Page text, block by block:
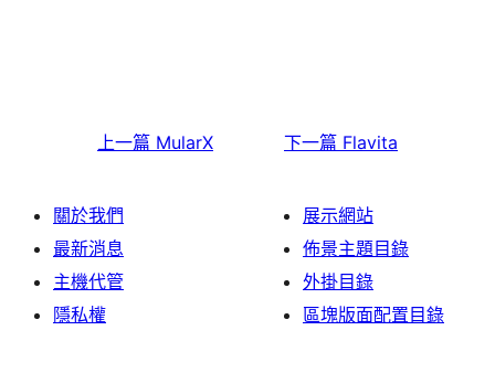
上一篇 MularX 下一篇 Flavita
關於我們
最新消息
主機代管
隱私權
展示網站
佈景主題目錄
外掛目錄
區塊版面配置目錄